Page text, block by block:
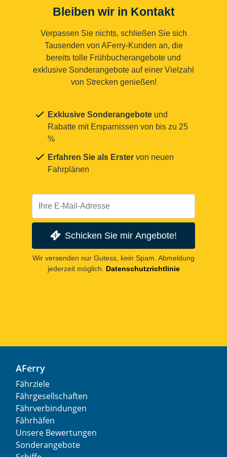
Bleiben wir in Kontakt
Verpassen Sie nichts, schließen Sie sich
Tausenden von AFerry-Kunden an, die
bereits tolle Frühbucherangebote und
exklusive Sonderangebote auf einer Vielzahl
von Strecken genießen!
Exklusive Sonderangebote und
Rabatte mit Ersparnissen von bis zu 25
%
Erfahren Sie als Erster von neuen
Fahrplänen
Schicken Sie mir Angebote!
Wir versenden nur Gutess, kein Spam. Abmeldung
jederzeit möglich.
Datenschutzrichtlinie
AFerry
Fährziele
Fährgesellschaften
Fährverbindungen
Fährhäfen
Unsere Bewertungen
Sonderangebote